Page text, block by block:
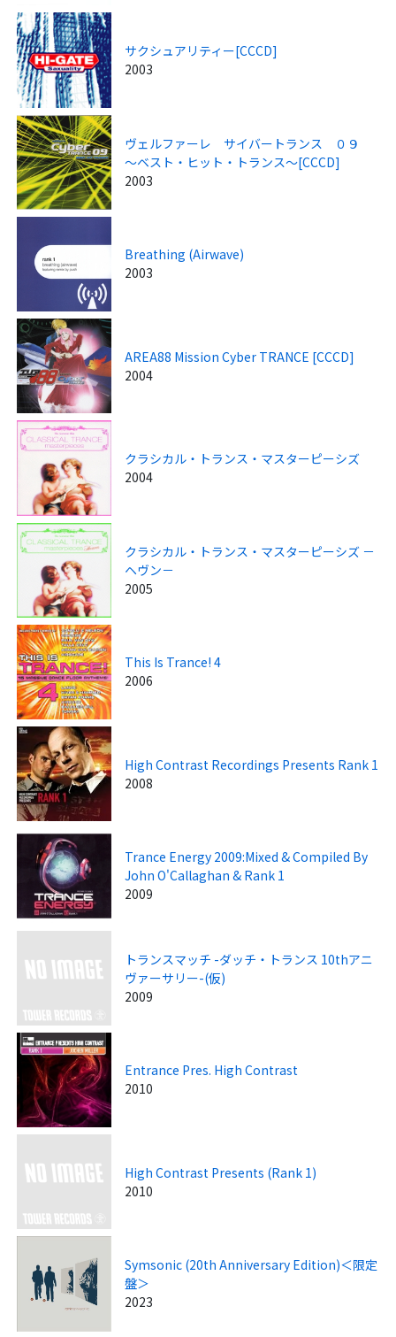
サクシュアリティー[CCCD]
2003
ヴェルファーレ サイバートランス ０９
～ベスト・ヒット・トランス～[CCCD]
2003
Breathing (Airwave)
2003
AREA88 Mission Cyber TRANCE [CCCD]
2004
クラシカル・トランス・マスターピーシズ
2004
クラシカル・トランス・マスターピーシズ －
ヘヴン－
2005
This Is Trance! 4
2006
High Contrast Recordings Presents Rank 1
2008
Trance Energy 2009:Mixed & Compiled By
John O'Callaghan & Rank 1
2009
トランスマッチ -ダッチ・トランス 10thアニ
ヴァーサリー-(仮)
2009
Entrance Pres. High Contrast
2010
High Contrast Presents (Rank 1)
2010
Symsonic (20th Anniversary Edition)＜限定
盤＞
2023